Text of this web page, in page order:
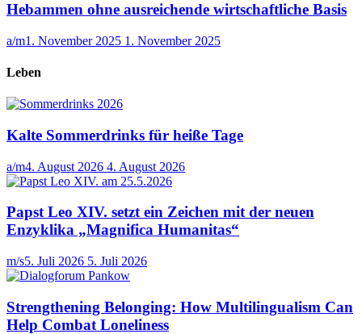
Hebammen ohne ausreichende wirtschaftliche Basis
a/m1. November 2025 1. November 2025
Leben
Kalte Sommerdrinks für heiße Tage
a/m4. August 2026 4. August 2026
Papst Leo XIV. setzt ein Zeichen mit der neuen
Enzyklika „Magnifica Humanitas“
m/s5. Juli 2026 5. Juli 2026
Strengthening Belonging: How Multilingualism Can
Help Combat Loneliness